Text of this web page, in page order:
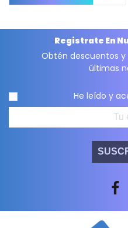
Registrate En
Obtén descuentos
últimas
He leído y